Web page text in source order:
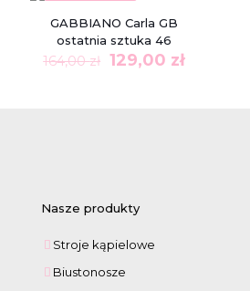
GABBIANO Carla GB
ostatnia sztuka 46
164,00zł Pierwotna
129,00 złAktualna
Nasze produkty
Stroje kąpielowe
Biustonosze